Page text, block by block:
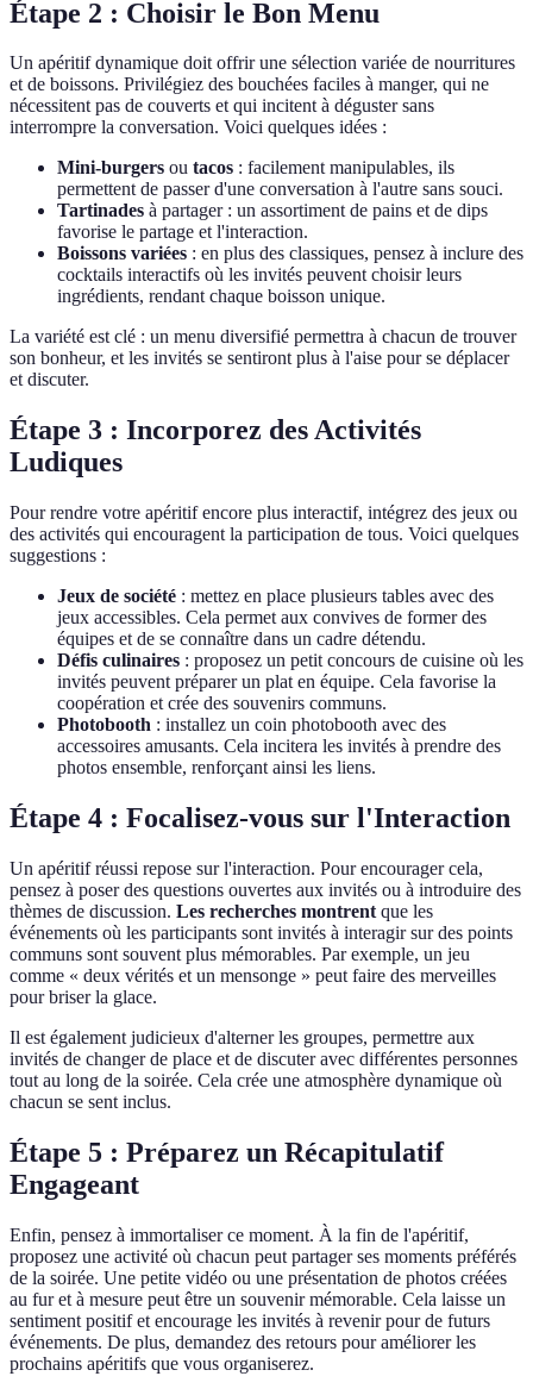
Étape 2 : Choisir le Bon Menu
Un apéritif dynamique doit offrir une sélection variée de nourritures
et de boissons. Privilégiez des bouchées faciles à manger, qui ne
nécessitent pas de couverts et qui incitent à déguster sans
interrompre la conversation. Voici quelques idées :
Mini-burgers ou tacos : facilement manipulables, ils
permettent de passer d'une conversation à l'autre sans souci.
Tartinades à partager : un assortiment de pains et de dips
favorise le partage et l'interaction.
Boissons variées : en plus des classiques, pensez à inclure des
cocktails interactifs où les invités peuvent choisir leurs
ingrédients, rendant chaque boisson unique.
La variété est clé : un menu diversifié permettra à chacun de trouver
son bonheur, et les invités se sentiront plus à l'aise pour se déplacer
et discuter.
Étape 3 : Incorporez des Activités
Ludiques
Pour rendre votre apéritif encore plus interactif, intégrez des jeux ou
des activités qui encouragent la participation de tous. Voici quelques
suggestions :
Jeux de société : mettez en place plusieurs tables avec des
jeux accessibles. Cela permet aux convives de former des
équipes et de se connaître dans un cadre détendu.
Défis culinaires : proposez un petit concours de cuisine où les
invités peuvent préparer un plat en équipe. Cela favorise la
coopération et crée des souvenirs communs.
Photobooth : installez un coin photobooth avec des
accessoires amusants. Cela incitera les invités à prendre des
photos ensemble, renforçant ainsi les liens.
Étape 4 : Focalisez-vous sur l'Interaction
Un apéritif réussi repose sur l'interaction. Pour encourager cela,
pensez à poser des questions ouvertes aux invités ou à introduire des
thèmes de discussion. Les recherches montrent que les
événements où les participants sont invités à interagir sur des points
communs sont souvent plus mémorables. Par exemple, un jeu
comme « deux vérités et un mensonge » peut faire des merveilles
pour briser la glace.
Il est également judicieux d'alterner les groupes, permettre aux
invités de changer de place et de discuter avec différentes personnes
tout au long de la soirée. Cela crée une atmosphère dynamique où
chacun se sent inclus.
Étape 5 : Préparez un Récapitulatif
Engageant
Enfin, pensez à immortaliser ce moment. À la fin de l'apéritif,
proposez une activité où chacun peut partager ses moments préférés
de la soirée. Une petite vidéo ou une présentation de photos créées
au fur et à mesure peut être un souvenir mémorable. Cela laisse un
sentiment positif et encourage les invités à revenir pour de futurs
événements. De plus, demandez des retours pour améliorer les
prochains apéritifs que vous organiserez.